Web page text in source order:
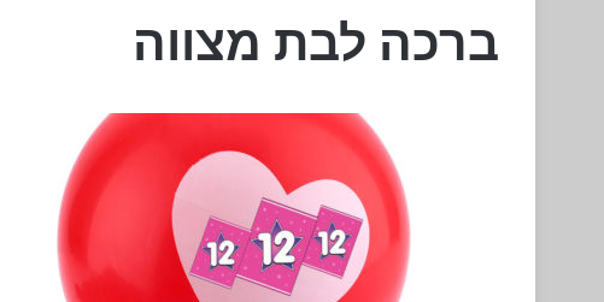
ברכה לבת מצווה